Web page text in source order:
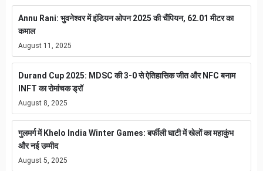
Annu Rani: भुवनेश्वर में इंडियन ओपन 2025 की चैंपियन, 62.01 मीटर का
कमाल
August 11, 2025
Durand Cup 2025: MDSC की 3-0 से ऐतिहासिक जीत और NFC बनाम
INFT का रोमांचक ड्रॉ
August 8, 2025
गुलमर्ग में Khelo India Winter Games: बर्फीली घाटी में खेलों का महाकुंभ
और नई उम्मीद
August 5, 2025